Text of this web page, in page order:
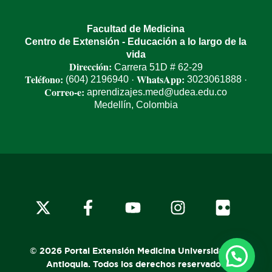
Facultad de Medicina
Centro de Extensión - Educación a lo largo de la
vida
Dirección: Carrera 51D # 62-29
Teléfono: (604) 2196940· WhatsApp: 3023061888·
Correo-e: aprendizajes.med@udea.edu.co
Medellín, Colombia
x-
facebook instagram flickr
© 2026 Portal Extensión Medicina Universidad de
Antioquia. Todos los derechos reservados